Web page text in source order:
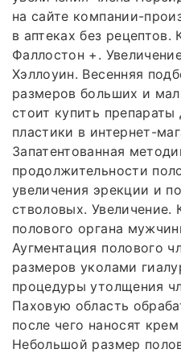
на сайте компании-
в аптеках без
Фаллостон +.
Хэллоуин. Весенняя
размеров больших и
стоит купить
пластики в интернет-
Запатентованная
продолжительности
увеличения эрекции и
стволовых. Увеличение.
полового органа
Аугментация полового
размеров уколами
процедуры утолщения
Паховую область
после чего наносят
Небольшой размер